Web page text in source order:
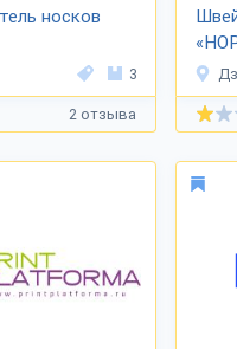
носков
3
2 отзыва